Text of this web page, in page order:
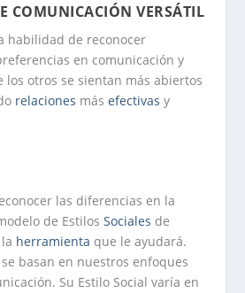
COMUNICACIÓN VERSÁTIL
habilidad de reconocer
en comunicación y
los otros se sientan más abiertos
relaciones másefectivas y
las diferencias en la
de EstilosSociales de
herramienta que le ayudará.
se basan en nuestros enfoques
Su Estilo Social varía en